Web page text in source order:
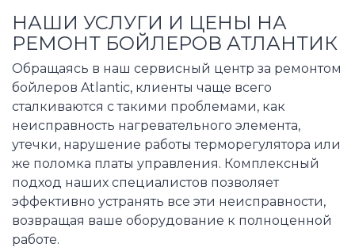
НАШИ УСЛУГИ И ЦЕНЫ НА
РЕМОНТ БОЙЛЕРОВ АТЛАНТИК
Обращаясь в наш сервисный центр за ремонтом
бойлеров Atlantic, клиенты чаще всего
сталкиваются с такими проблемами, как
неисправность нагревательного элемента,
утечки, нарушение работы терморегулятора или
же поломка платы управления. Комплексный
подход наших специалистов позволяет
эффективно устранять все эти неисправности,
возвращая ваше оборудование к полноценной
работе.